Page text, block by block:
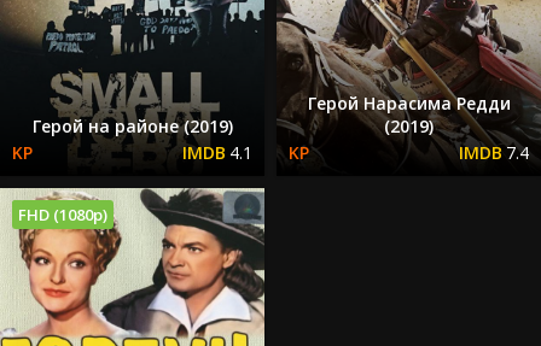
Герой на районе (2019)
4.1
Герой Нарасима Редди
(2019)
7.4
FHD (1080p)